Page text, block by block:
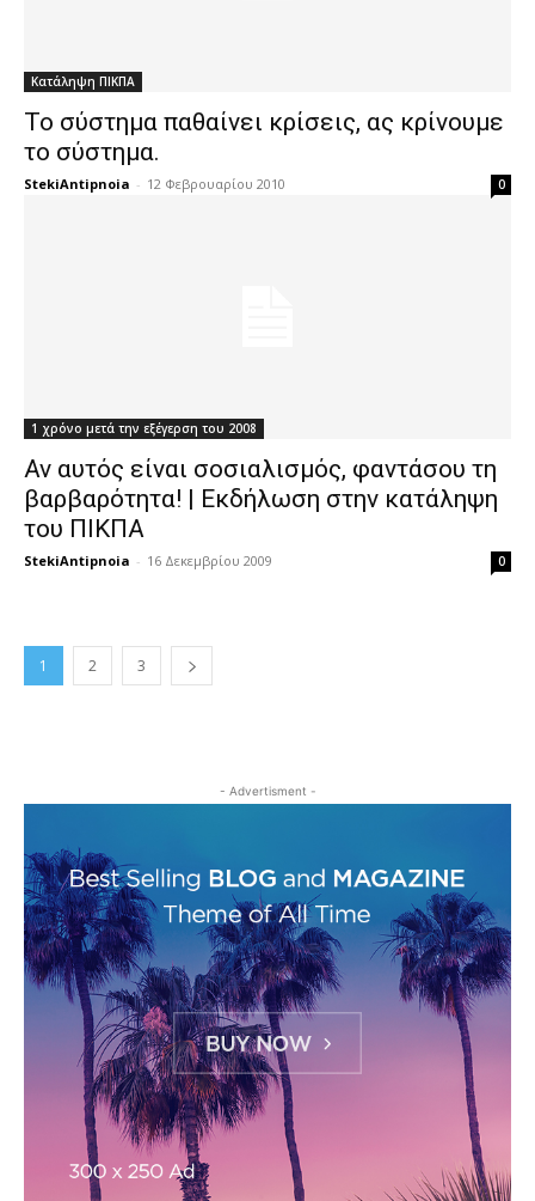
Κατάληψη ΠΙΚΠΑ
Το σύστημα παθαίνει κρίσεις, ας κρίνουμε
το σύστημα.
StekiAntipnoia - 12 Φεβρουαρίου 2010 0
1 χρόνο μετά την εξέγερση του 2008
Αν αυτός είναι σοσιαλισμός, φαντάσου τη
βαρβαρότητα! | Εκδήλωση στην κατάληψη
του ΠΙΚΠΑ
StekiAntipnoia - 16 Δεκεμβρίου 2009 0
1 2 3
- Advertisment -